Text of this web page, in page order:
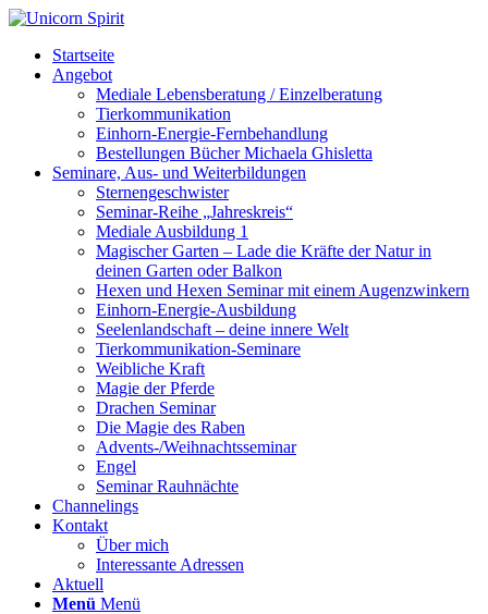
Startseite
Angebot
Mediale Lebensberatung / Einzelberatung
Tierkommunikation
Einhorn-Energie-Fernbehandlung
Bestellungen Bücher Michaela Ghisletta
Seminare, Aus- und Weiterbildungen
Sternengeschwister
Seminar-Reihe „Jahreskreis“
Mediale Ausbildung 1
Magischer Garten – Lade die Kräfte der Natur in
deinen Garten oder Balkon
Hexen und Hexen Seminar mit einem Augenzwinkern
Einhorn-Energie-Ausbildung
Seelenlandschaft – deine innere Welt
Tierkommunikation-Seminare
Weibliche Kraft
Magie der Pferde
Drachen Seminar
Die Magie des Raben
Advents-/Weihnachtsseminar
Engel
Seminar Rauhnächte
Channelings
Kontakt
Über mich
Interessante Adressen
Aktuell
Menü Menü